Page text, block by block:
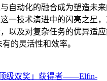
自动化的融合成为塑造未
一技术演进中的闪亮之星
以及对复杂任务的优异适
的灵活性和效率。‍
级双奖」获得者——Elfin-